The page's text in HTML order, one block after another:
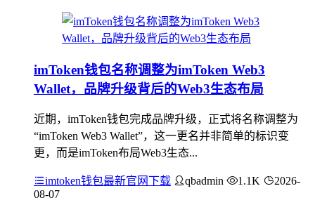
imToken钱包名称调整为imToken Web3
Wallet，品牌升级背后的Web3生态布局
近期，imToken钱包完成品牌升级，正式将名称调整为
“imToken Web3 Wallet”，这一更名并非简单的标识变
更，而是imToken布局Web3生态...
imtoken钱包最新官网下载 qbadmin 1.1K
2026-
08-07